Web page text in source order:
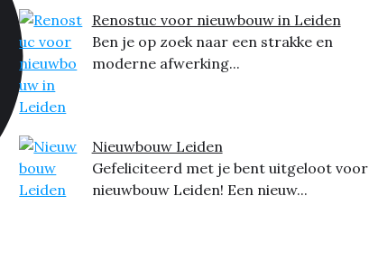
Renostuc voor nieuwbouw in Leiden
Ben je op zoek naar een strakke en
moderne afwerking...
Nieuwbouw Leiden
Gefeliciteerd met je bent uitgeloot voor
nieuwbouw Leiden! Een nieuw...